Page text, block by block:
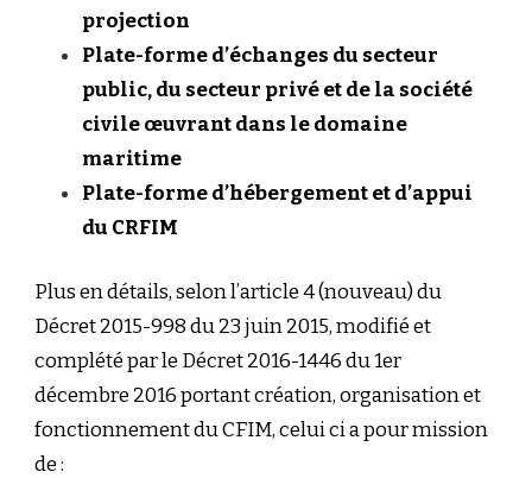
projection
Plate-forme d’échanges du secteur
public, du secteur privé et de la société
civile œuvrant dans le domaine
maritime
Plate-forme d’hébergement et d’appui
du CRFIM
Plus en détails, selon l’article 4 (nouveau) du
Décret 2015-998 du 23 juin 2015, modifié et
complété par le Décret 2016-1446 du 1er
décembre 2016 portant création, organisation et
fonctionnement du CFIM, celui ci a pour mission
de :